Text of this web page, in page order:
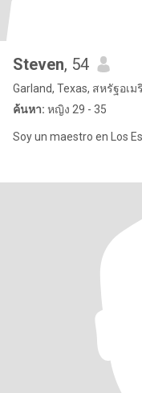
Steven, 54
Garland, Texas, สหรัฐอเม
ค้นหา: หญิง 29 - 35
Soy un maestro en Los